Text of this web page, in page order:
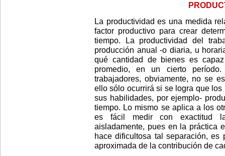
P
La productividad es una medida
factor productivo para crear
tiempo. La productividad del
producción anual -o diaria, u
qué cantidad de bienes es
promedio, en un cierto
trabajadores, obviamente, no se
ello sólo ocurrirá si se logra que
sus habilidades, por ejemplo-
tiempo. Lo mismo se aplica a los
es fácil medir con exactitud
aisladamente, pues en la práctica
hace dificultosa tal separación, es
aproximada de la contribución de